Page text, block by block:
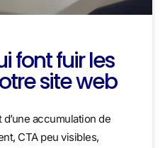
font fuir les
site web
accumulation de
CTA peu visibles,